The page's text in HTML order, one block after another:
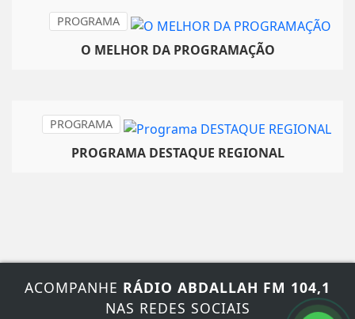
PROGRAMA
O MELHOR DA PROGRAMAÇÃO
PROGRAMA
PROGRAMA DESTAQUE REGIONAL
ACOMPANHE RÁDIO ABDALLAH FM 104,1
NAS REDES SOCIAIS